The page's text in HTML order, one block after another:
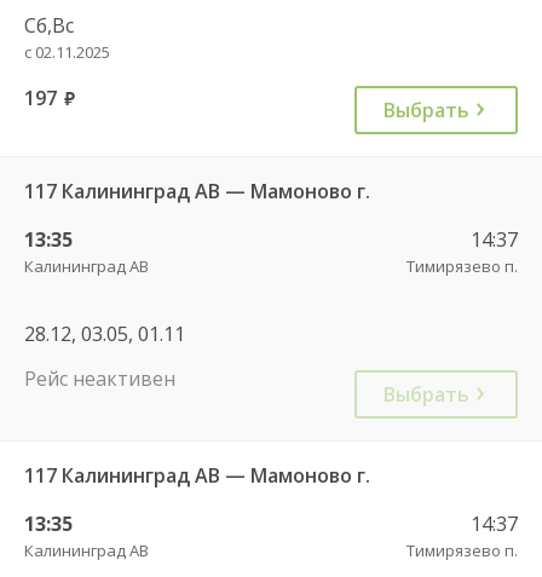
Сб,Вс
с 02.11.2025
197 руб. Выбрать
117 Калининград АВ — Мамоново г.
13:35
Калининград АВ
14:37
Тимирязево п.
28.12, 03.05, 01.11
Рейс неактивен
Выбрать
117 Калининград АВ — Мамоново г.
13:35
Калининград АВ
14:37
Тимирязево п.